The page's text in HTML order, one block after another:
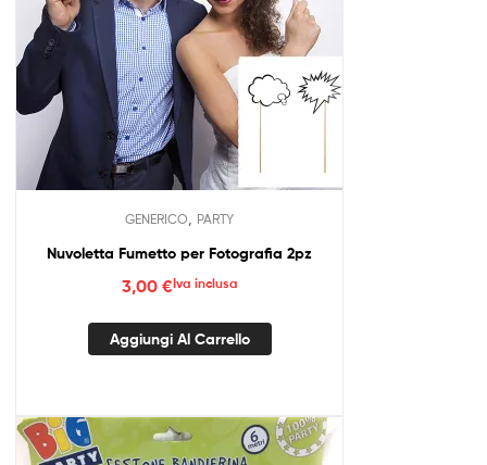
GENERICO PARTY
Nuvoletta Fumetto per Fotografia 2pz
3,00 €Iva inclusa
Aggiungi Al Carrello